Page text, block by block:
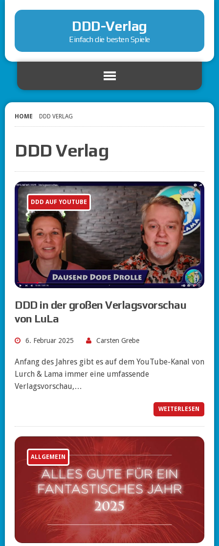
DDD-Verlag
Einfach die besten Spiele
HOME DDD VERLAG
DDD Verlag
DDD AUF YOUTUBE
DDD in der großen Verlagsvorschau
von LuLa
6. Februar 2025 Carsten Grebe
Anfang des Jahres gibt es auf dem YouTube-Kanal von
Lurch & Lama immer eine umfassende
Verlagsvorschau,…
WEITERLESEN
ALLGEMEIN